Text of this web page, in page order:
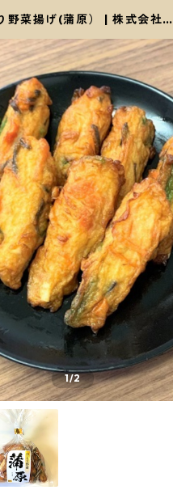
野菜揚げ(蒲原） | 株式会社藤
1/2